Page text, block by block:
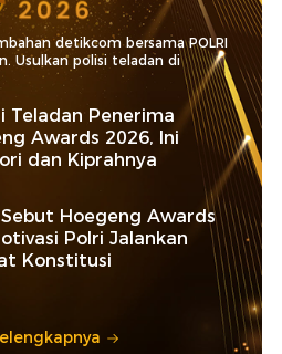
detikcom bersama POLRI
Usulkan polisi teladan di
Teladan Penerima
Awards 2026, Ini
dan Kiprahnya
Sebut Hoegeng Awards
Polri Jalankan
Konstitusi